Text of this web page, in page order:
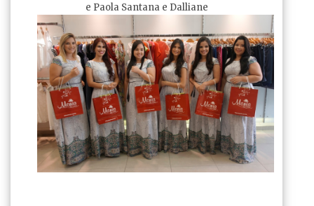
e Paola Santana e Dalliane